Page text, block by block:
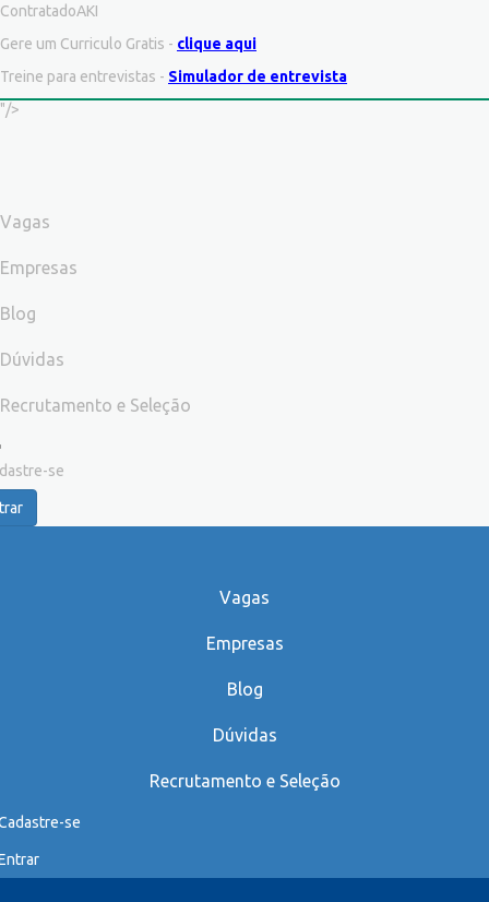
ContratadoAKI
Gere um Curriculo Gratis - clique aqui
Treine para entrevistas - Simulador de entrevista
"/>
Vagas
Empresas
Blog
Dúvidas
Recrutamento e Seleção
se
Vagas
Empresas
Blog
Dúvidas
Recrutamento e Seleção
se